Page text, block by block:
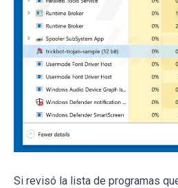
Si revisó la lista de programas